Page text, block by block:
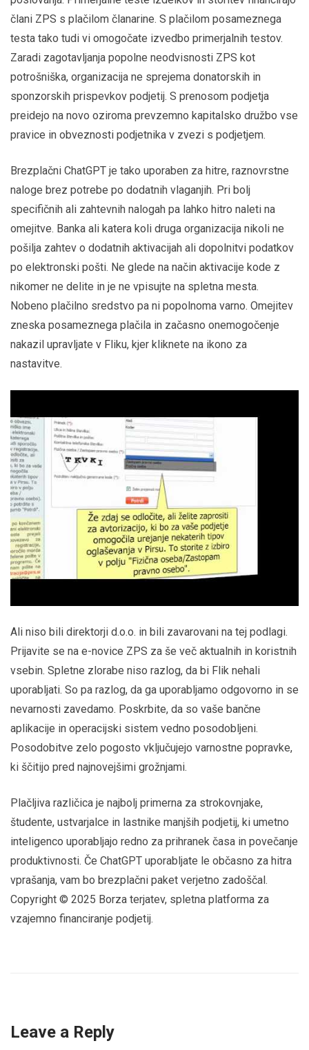
člani ZPS s plačilom članarine. S plačilom posameznega
testa tako tudi vi omogočate izvedbo primerjalnih testov.
Zaradi zagotavljanja popolne neodvisnosti ZPS kot
potrošniška, organizacija ne sprejema donatorskih in
sponzorskih prispevkov podjetij. S prenosom podjetja
preidejo na novo oziroma prevzemno kapitalsko družbo vse
pravice in obveznosti podjetnika v zvezi s podjetjem.
Brezplačni ChatGPT je tako uporaben za hitre, raznovrstne
naloge brez potrebe po dodatnih vlaganjih. Pri bolj
specifičnih ali zahtevnih nalogah pa lahko hitro naleti na
omejitve. Banka ali katera koli druga organizacija nikoli ne
pošilja zahtev o dodatnih aktivacijah ali dopolnitvi podatkov
po elektronski pošti. Ne glede na način aktivacije kode z
nikomer ne delite in je ne vpisujte na spletna mesta.
Nobeno plačilno sredstvo pa ni popolnoma varno. Omejitev
zneska posameznega plačila in začasno onemogočenje
nakazil upravljate v Fliku, kjer kliknete na ikono za
nastavitve.
Ali niso bili direktorji d.o.o. in bili zavarovani na tej podlagi.
Prijavite se na e-novice ZPS za še več aktualnih in koristnih
vsebin. Spletne zlorabe niso razlog, da bi Flik nehali
uporabljati. So pa razlog, da ga uporabljamo odgovorno in se
nevarnosti zavedamo. Poskrbite, da so vaše bančne
aplikacije in operacijski sistem vedno posodobljeni.
Posodobitve zelo pogosto vključujejo varnostne popravke,
ki ščitijo pred najnovejšimi grožnjami.
Plačljiva različica je najbolj primerna za strokovnjake,
študente, ustvarjalce in lastnike manjših podjetij, ki umetno
inteligenco uporabljajo redno za prihranek časa in povečanje
produktivnosti. Če ChatGPT uporabljate le občasno za hitra
vprašanja, vam bo brezplačni paket verjetno zadoščal.
Copyright © 2025 Borza terjatev, spletna platforma za
vzajemno financiranje podjetij.
Leave a Reply